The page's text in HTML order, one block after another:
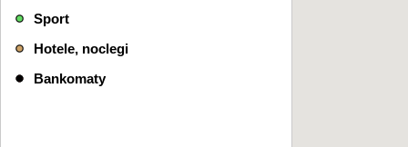
Sport
Hotele, noclegi
Bankomaty